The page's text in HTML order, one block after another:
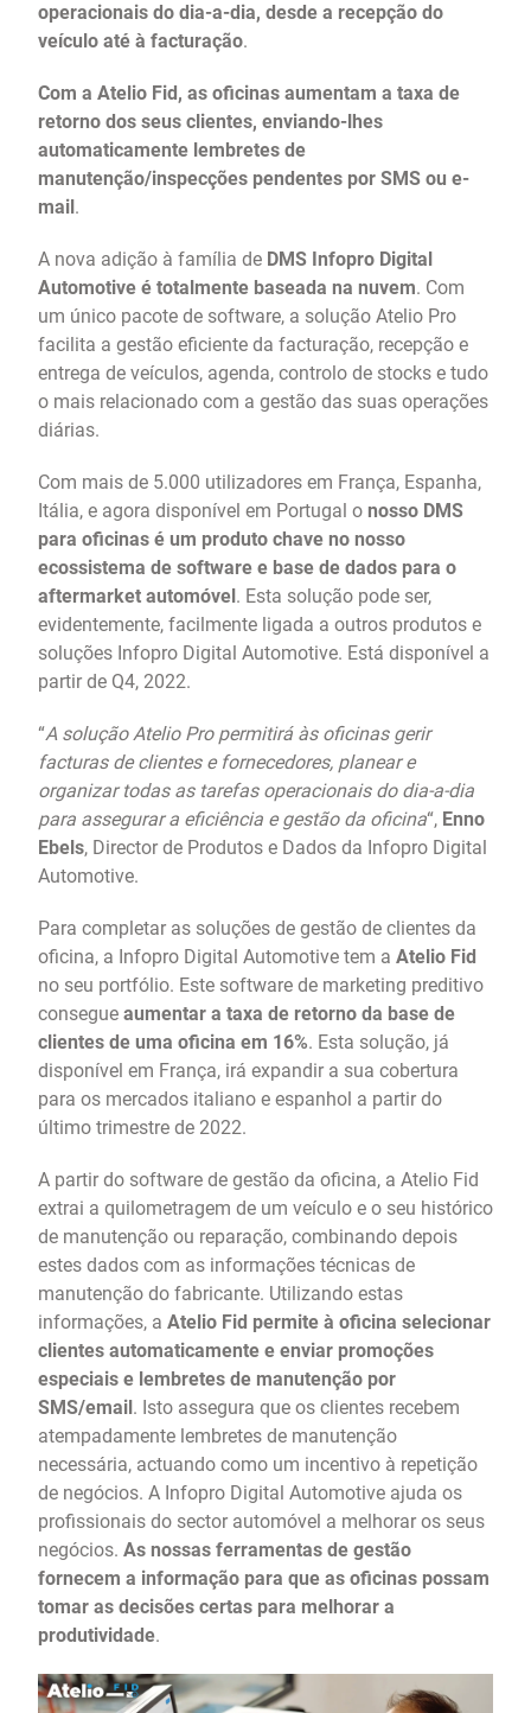
operacionais do dia-a-dia, desde a recepção do
veículo até à facturação.
Com a Atelio Fid, as oficinas aumentam a taxa de
retorno dos seus clientes, enviando-lhes
automaticamente lembretes de
manutenção/inspecções pendentes por SMS ou e-
mail.
A nova adição à família de DMS Infopro Digital
Automotive é totalmente baseada na nuvem. Com
um único pacote de software, a solução Atelio Pro
facilita a gestão eficiente da facturação, recepção e
entrega de veículos, agenda, controlo de stocks e tudo
o mais relacionado com a gestão das suas operações
diárias.
Com mais de 5.000 utilizadores em França, Espanha,
Itália, e agora disponível em Portugal o nosso DMS
para oficinas é um produto chave no nosso
ecossistema de software e base de dados para o
aftermarket automóvel. Esta solução pode ser,
evidentemente, facilmente ligada a outros produtos e
soluções Infopro Digital Automotive. Está disponível a
partir de Q4, 2022.
“A solução Atelio Pro permitirá às oficinas gerir
facturas de clientes e fornecedores, planear e
organizar todas as tarefas operacionais do dia-a-dia
para assegurar a eficiência e gestão da oficina“, Enno
Ebels, Director de Produtos e Dados da Infopro Digital
Automotive.
Para completar as soluções de gestão de clientes da
oficina, a Infopro Digital Automotive tem a Atelio Fid
no seu portfólio. Este software de marketing preditivo
consegue aumentar a taxa de retorno da base de
clientes de uma oficina em 16%. Esta solução, já
disponível em França, irá expandir a sua cobertura
para os mercados italiano e espanhol a partir do
último trimestre de 2022.
A partir do software de gestão da oficina, a Atelio Fid
extrai a quilometragem de um veículo e o seu histórico
de manutenção ou reparação, combinando depois
estes dados com as informações técnicas de
manutenção do fabricante. Utilizando estas
informações, a Atelio Fid permite à oficina selecionar
clientes automaticamente e enviar promoções
especiais e lembretes de manutenção por
SMS/email. Isto assegura que os clientes recebem
atempadamente lembretes de manutenção
necessária, actuando como um incentivo à repetição
de negócios. A Infopro Digital Automotive ajuda os
profissionais do sector automóvel a melhorar os seus
negócios. As nossas ferramentas de gestão
fornecem a informação para que as oficinas possam
tomar as decisões certas para melhorar a
produtividade.